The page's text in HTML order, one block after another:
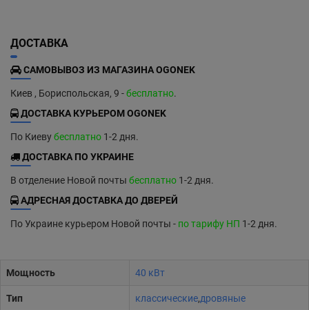
ДОСТАВКА
САМОВЫВОЗ ИЗ МАГАЗИНА OGONEK
Киев , Бориспольская, 9 -бесплатно.
ДОСТАВКА КУРЬЕРОМ OGONEK
По Киевубесплатно 1-2 дня.
ДОСТАВКА ПО УКРАИНЕ
В отделение Новой почты бесплатно 1-2 дня.
АДРЕСНАЯ ДОСТАВКА ДО ДВЕРЕЙ
По Украине курьером Новой почты - по тарифу НП 1-2 дня.
Мощность 40 кВт
Тип классические,дровяные